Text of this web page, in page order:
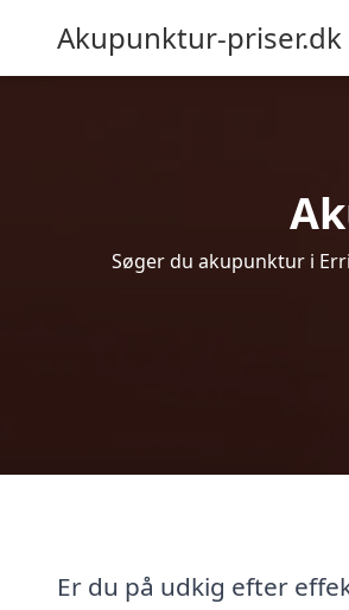
Akupunktur-priser.dk
Søger du akupunktur i
Er du på udkig efter